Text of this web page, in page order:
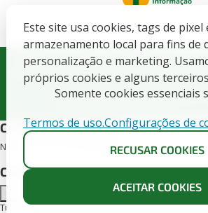
Este site usa cookies, tags de pixel
armazenamento local para fins de
personalização e marketing.
próprios cookies e alguns
Somente cookies essenciais
Termos de uso.Configurações de
RECUSAR COOKIES
ACEITAR COOKIES
Governo do Estado de Goiás.
CIENCIA, TECNOLOGIA E INOVACAO -
Todos direitos Reservados
Cursos deste edital
Nenhum curso encontrado para este edital.
Conheça as turmas disponíveis
Turmas para o curso -